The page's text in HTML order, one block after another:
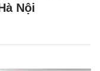
Nội